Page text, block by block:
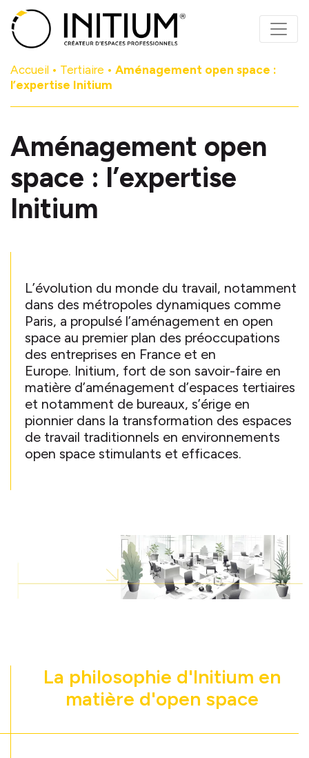
Accueil • Tertiaire • Aménagement open space :
l’expertise Initium
Aménagement open
space : l’expertise
Initium
L’évolution du monde du travail, notamment
dans des métropoles dynamiques comme
Paris, a propulsé l’aménagement en open
space au premier plan des préoccupations
des entreprises en France et en
Europe. Initium, fort de son savoir-faire en
matière d’aménagement d’espaces tertiaires
et notamment de bureaux, s’érige en
pionnier dans la transformation des espaces
de travail traditionnels en environnements
open space stimulants et efficaces.
La philosophie d'Initium en
matière d'open space
Panneau de gestion des cookies